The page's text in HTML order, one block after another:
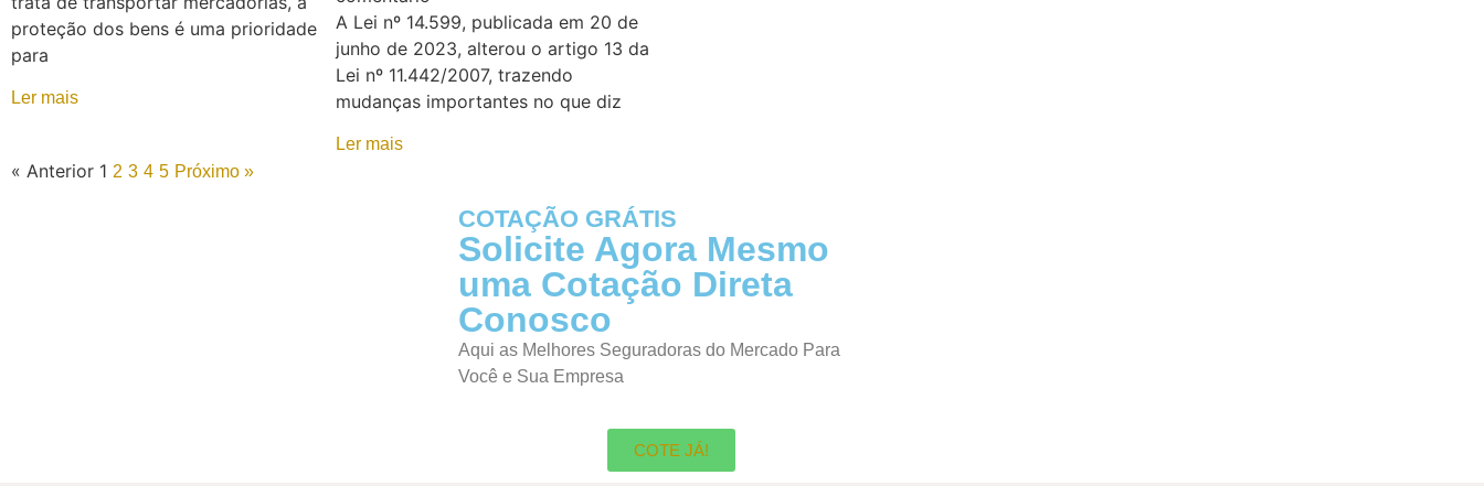
proteção dos bens é uma prioridade
para
Ler mais
A Lei nº 14.599, publicada em 20 de
junho de 2023, alterou o artigo 13 da
Lei nº 11.442/2007, trazendo
mudanças importantes no que diz
Ler mais
« Anterior 1 2 3 4 5 Próximo »
COTAÇÃO GRÁTIS
Solicite Agora Mesmo
uma Cotação Direta
Conosco
Aqui as Melhores Seguradoras do Mercado Para
Você e Sua Empresa
COTE JÁ!